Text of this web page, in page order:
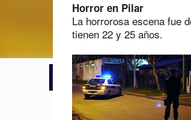
📢 LO ÚLTIMO El Gobierno
Horror en Pilar
La horrorosa escena fue
tienen 22 y 25 años.